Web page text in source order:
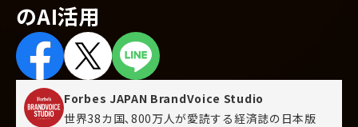
のAI活用
Forbes JAPAN BrandVoice Studio
世界38カ国､800万人が愛読する 経済誌の日本版